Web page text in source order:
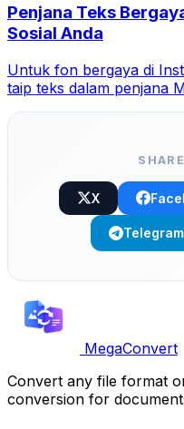
Penjana Teks
Sosial Anda
Untuk fon bergaya di
taip teks dalam penjana
X
Telegram
MegaConvert
Convert any file format
conversion for